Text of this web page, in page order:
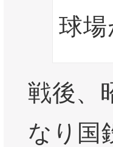
球
戦後、
なり国